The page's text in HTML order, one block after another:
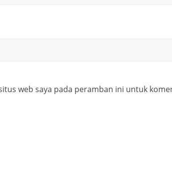
web saya pada peramban ini untuk